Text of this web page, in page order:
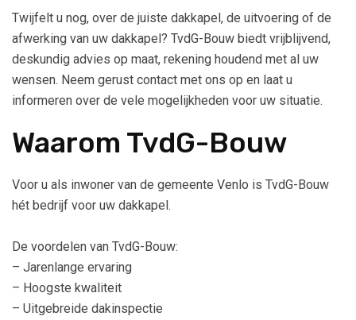
Twijfelt u nog, over de juiste dakkapel, de uitvoering of de
afwerking van uw dakkapel? TvdG-Bouw biedt vrijblijvend,
deskundig advies op maat, rekening houdend met al uw
wensen. Neem gerust contact met ons op en laat u
informeren over de vele mogelijkheden voor uw situatie.
Waarom TvdG-Bouw
Voor u als inwoner van de gemeente Venlo is TvdG-Bouw
hét bedrijf voor uw dakkapel.
De voordelen van TvdG-Bouw:
– Jarenlange ervaring
– Hoogste kwaliteit
– Uitgebreide dakinspectie